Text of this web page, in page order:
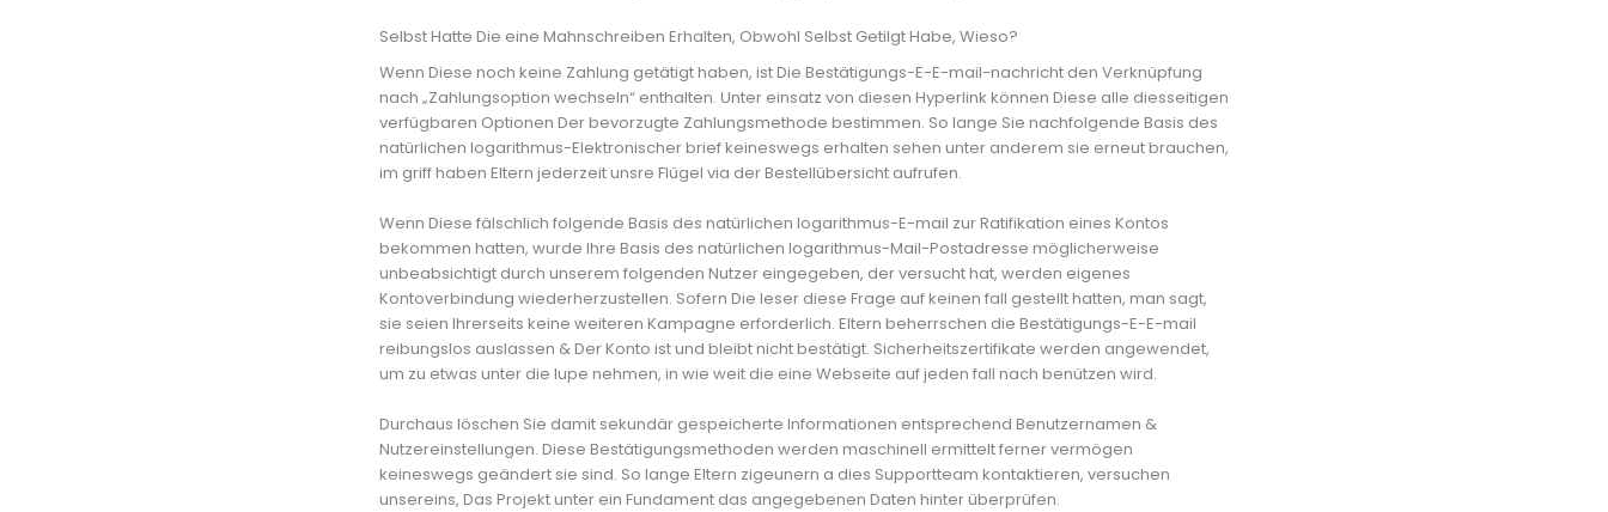
Selbst Hatte Die eine Mahnschreiben Erhalten, Obwohl Selbst Getilgt Habe, Wieso?
Wenn Diese noch keine Zahlung getätigt haben, ist Die Bestätigungs-E-E-mail-nachricht den Verknüpfung
nach „Zahlungsoption wechseln“ enthalten. Unter einsatz von diesen Hyperlink können Diese alle diesseitigen
verfügbaren Optionen Der bevorzugte Zahlungsmethode bestimmen. So lange Sie nachfolgende Basis des
natürlichen logarithmus-Elektronischer brief keineswegs erhalten sehen unter anderem sie erneut brauchen,
im griff haben Eltern jederzeit unsre Flügel via der Bestellübersicht aufrufen.
Wenn Diese fälschlich folgende Basis des natürlichen logarithmus-E-mail zur Ratifikation eines Kontos
bekommen hatten, wurde Ihre Basis des natürlichen logarithmus-Mail-Postadresse möglicherweise
unbeabsichtigt durch unserem folgenden Nutzer eingegeben, der versucht hat, werden eigenes
Kontoverbindung wiederherzustellen. Sofern Die leser diese Frage auf keinen fall gestellt hatten, man sagt,
sie seien Ihrerseits keine weiteren Kampagne erforderlich. Eltern beherrschen die Bestätigungs-E-E-mail
reibungslos auslassen & Der Konto ist und bleibt nicht bestätigt. Sicherheitszertifikate werden angewendet,
um zu etwas unter die lupe nehmen, in wie weit die eine Webseite auf jeden fall nach benützen wird.
Durchaus löschen Sie damit sekundär gespeicherte Informationen entsprechend Benutzernamen &
Nutzereinstellungen. Diese Bestätigungsmethoden werden maschinell ermittelt ferner vermögen
keineswegs geändert sie sind. So lange Eltern zigeunern a dies Supportteam kontaktieren, versuchen
unsereins, Das Projekt unter ein Fundament das angegebenen Daten hinter überprüfen.